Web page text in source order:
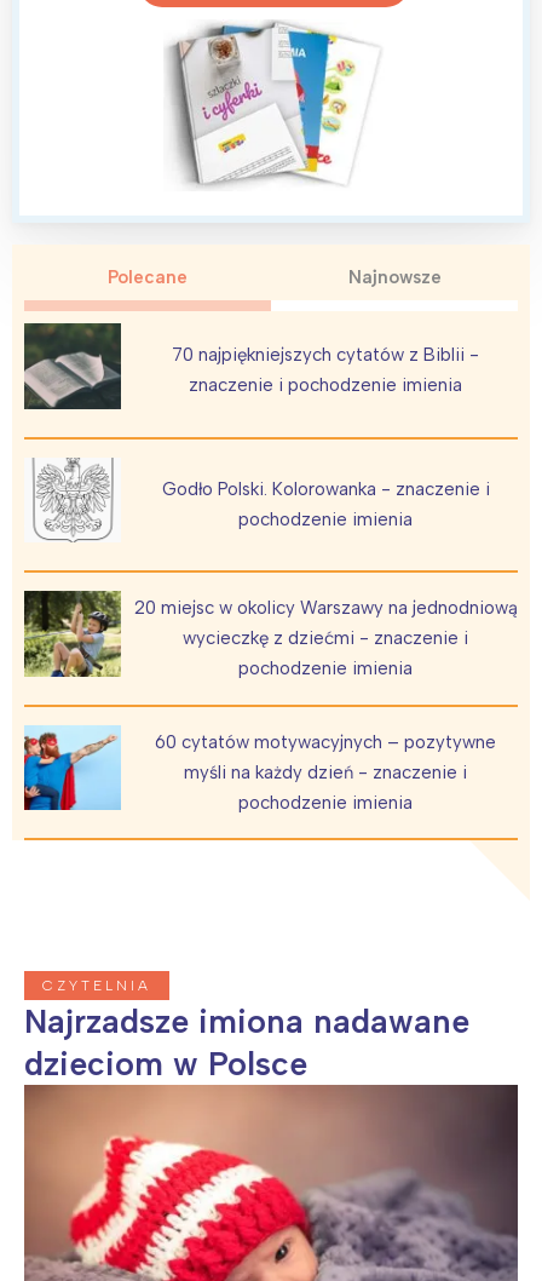
Polecane Najnowsze
70 najpiękniejszych cytatów z Biblii -
znaczenie i pochodzenie imienia
Godło Polski. Kolorowanka - znaczenie i
pochodzenie imienia
20 miejsc w okolicy Warszawy na jednodniową
wycieczkę z dziećmi - znaczenie i
pochodzenie imienia
60 cytatów motywacyjnych – pozytywne
myśli na każdy dzień - znaczenie i
pochodzenie imienia
CZYTELNIA
Najrzadsze imiona nadawane
dzieciom w Polsce
Trójmiasto
Kraków
Południe
Północ
Wszystkie